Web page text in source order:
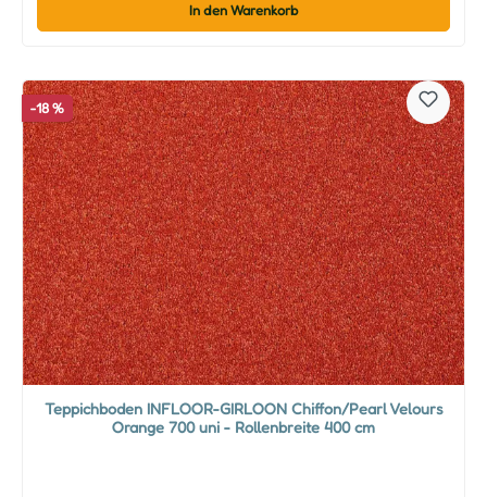
In den Warenkorb
-18 %
Teppichboden INFLOOR-GIRLOON Chiffon/Pearl Velours
Orange 700 uni - Rollenbreite 400 cm